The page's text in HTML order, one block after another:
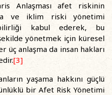
Anlaşması afet riskinin
ve iklim riski yönetimi
kabul ederek, bu
yönetmek için küresel
üç anlaşma da insan hakları
[3]
yaşama hakkını güçlü
bir Afet Risk Yönetimi